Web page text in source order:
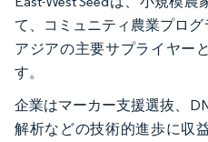
て、コミュニティ農業プロ
アジアの主要サプライヤー
す。
企業はマーカー支援選抜、
解析などの技術的進歩に収